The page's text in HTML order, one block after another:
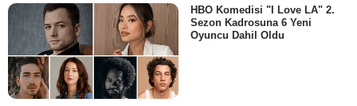
HBO Komedisi "I Love LA" 2.
Sezon Kadrosuna 6 Yeni
Oyuncu Dahil Oldu